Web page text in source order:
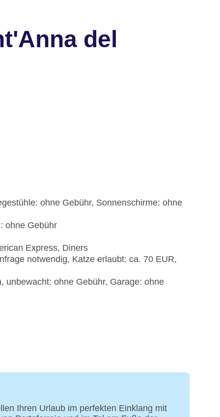
del
ohne Gebühr, Sonnenschirme: ohne
ohne Gebühr
Express, Diners
notwendig, Katze erlaubt: ca. 70 EUR,
unbewacht: ohne Gebühr, Garage: ohne
Ihren Urlaub im perfekten Einklang mit